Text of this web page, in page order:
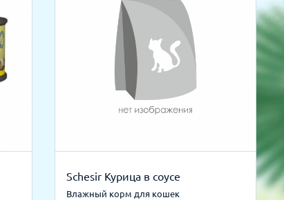
Schesir Курица в соусе
Влажный корм для кошек